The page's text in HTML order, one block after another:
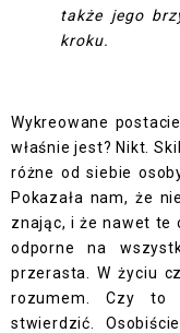
także jego
kroku.
Wykreowane
właśnie jest? Nikt.
różne od siebie
Pokazała nam, że
znając, i że nawet te
odporne na
przerasta. W życiu
rozumem. Czy to
stwierdzić.